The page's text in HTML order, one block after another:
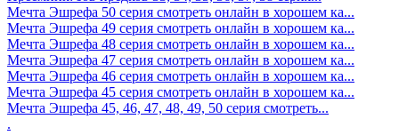
Мечта Эшрефа 50 серия смотреть онлайн в хорошем ка...
Мечта Эшрефа 49 серия смотреть онлайн в хорошем ка...
Мечта Эшрефа 48 серия смотреть онлайн в хорошем ка...
Мечта Эшрефа 47 серия смотреть онлайн в хорошем ка...
Мечта Эшрефа 46 серия смотреть онлайн в хорошем ка...
Мечта Эшрефа 45 серия смотреть онлайн в хорошем ка...
Мечта Эшрефа 45, 46, 47, 48, 49, 50 серия смотреть...
.